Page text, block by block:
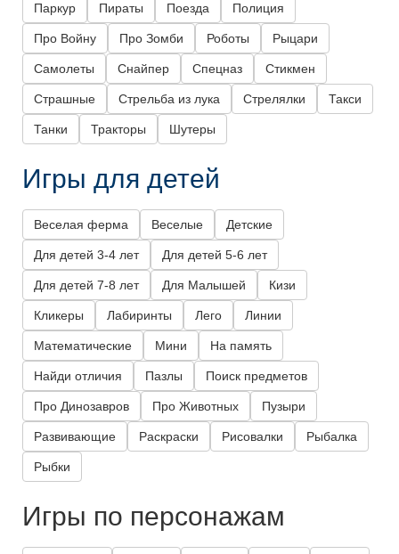
Паркур Пираты Поезда Полиция
Про Войну Про Зомби Роботы Рыцари
Самолеты Снайпер Спецназ Стикмен
Страшные Стрельба из лука Стрелялки Такси
Танки Тракторы Шутеры
Игры для детей
Веселая ферма Веселые Детские
Для детей 3-4 лет Для детей 5-6 лет
Для детей 7-8 лет Для Малышей Кизи
Кликеры Лабиринты Лего Линии
Математические Мини На память
Найди отличия Пазлы Поиск предметов
Про Динозавров Про Животных Пузыри
Развивающие Раскраски Рисовалки Рыбалка
Рыбки
Игры по персонажам